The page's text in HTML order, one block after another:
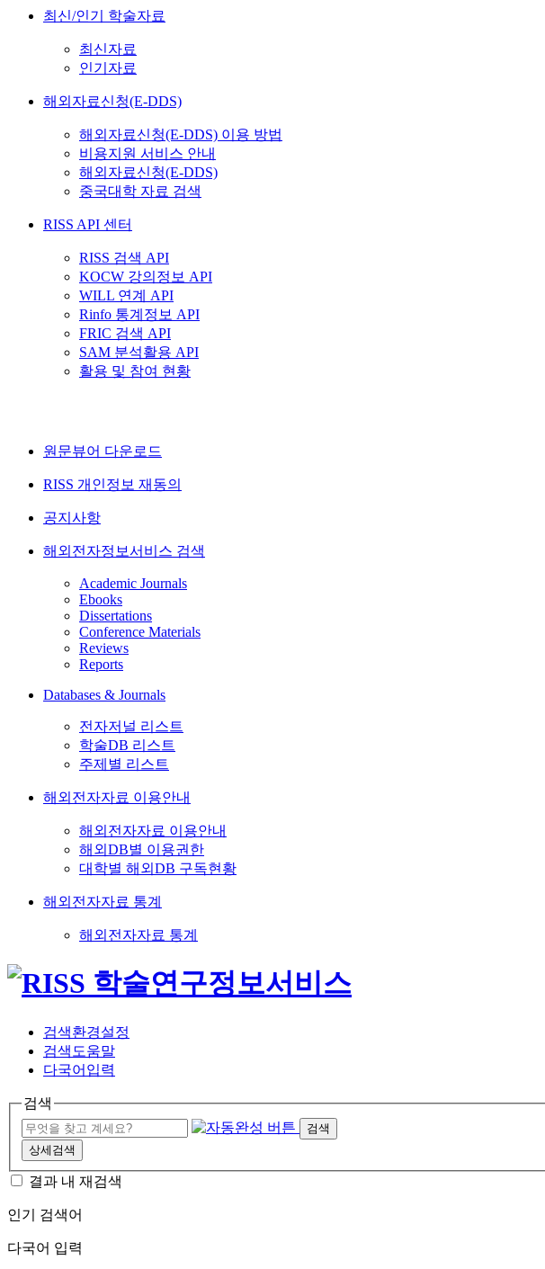
최신/인기 학술자료
최신자료
인기자료
해외자료신청(E-DDS)
해외자료신청(E-DDS) 이용 방법
비용지원 서비스 안내
해외자료신청(E-DDS)
중국대학 자료 검색
RISS API 센터
RISS 검색 API
KOCW 강의정보 API
WILL 연계 API
Rinfo 통계정보 API
FRIC 검색 API
SAM 분석활용 API
활용 및 참여 현황
원문뷰어 다운로드
RISS 개인정보 재동의
공지사항
해외전자정보서비스 검색
Academic Journals
Ebooks
Dissertations
Conference Materials
Reviews
Reports
Databases & Journals
전자저널 리스트
학술DB 리스트
주제별 리스트
해외전자자료 이용안내
해외전자자료 이용안내
해외DB별 이용권한
대학별 해외DB 구독현황
해외전자자료 통계
해외전자자료 통계
검색환경설정
검색도움말
다국어입력
검색
검색
상세검색
결과 내 재검색
인기 검색어
다국어 입력